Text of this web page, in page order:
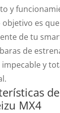
y
es
de tu
de
y
MX4